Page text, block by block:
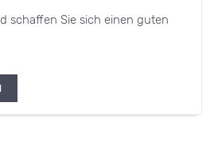
schaffen Sie sich einen guten